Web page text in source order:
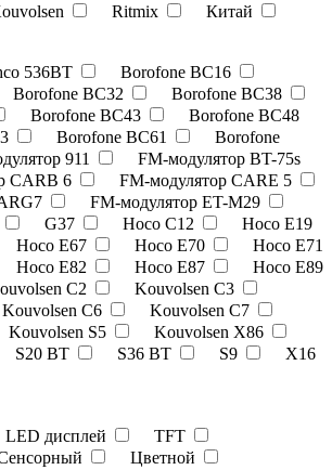
Ritmix Китай
536BT
Borofone BC16
Borofone BC32
Borofone BC38
Borofone BC43
Borofone BC48
Borofone BC61
Borofone
911
FM-модулятор BT-75s
CARB 6
FM-модулятор CARE 5
FM-модулятор ET-M29
G37 Hoco C12
Hoco E19
Hoco E67 Hoco E70
Hoco E71
Hoco E82 Hoco E87
Hoco E89
C2
Kouvolsen C3
Kouvolsen C6
Kouvolsen C7
Kouvolsen S5
Kouvolsen X86
S20 BT S36 BT S9
X16
LED дисплей
TFT
Цветной